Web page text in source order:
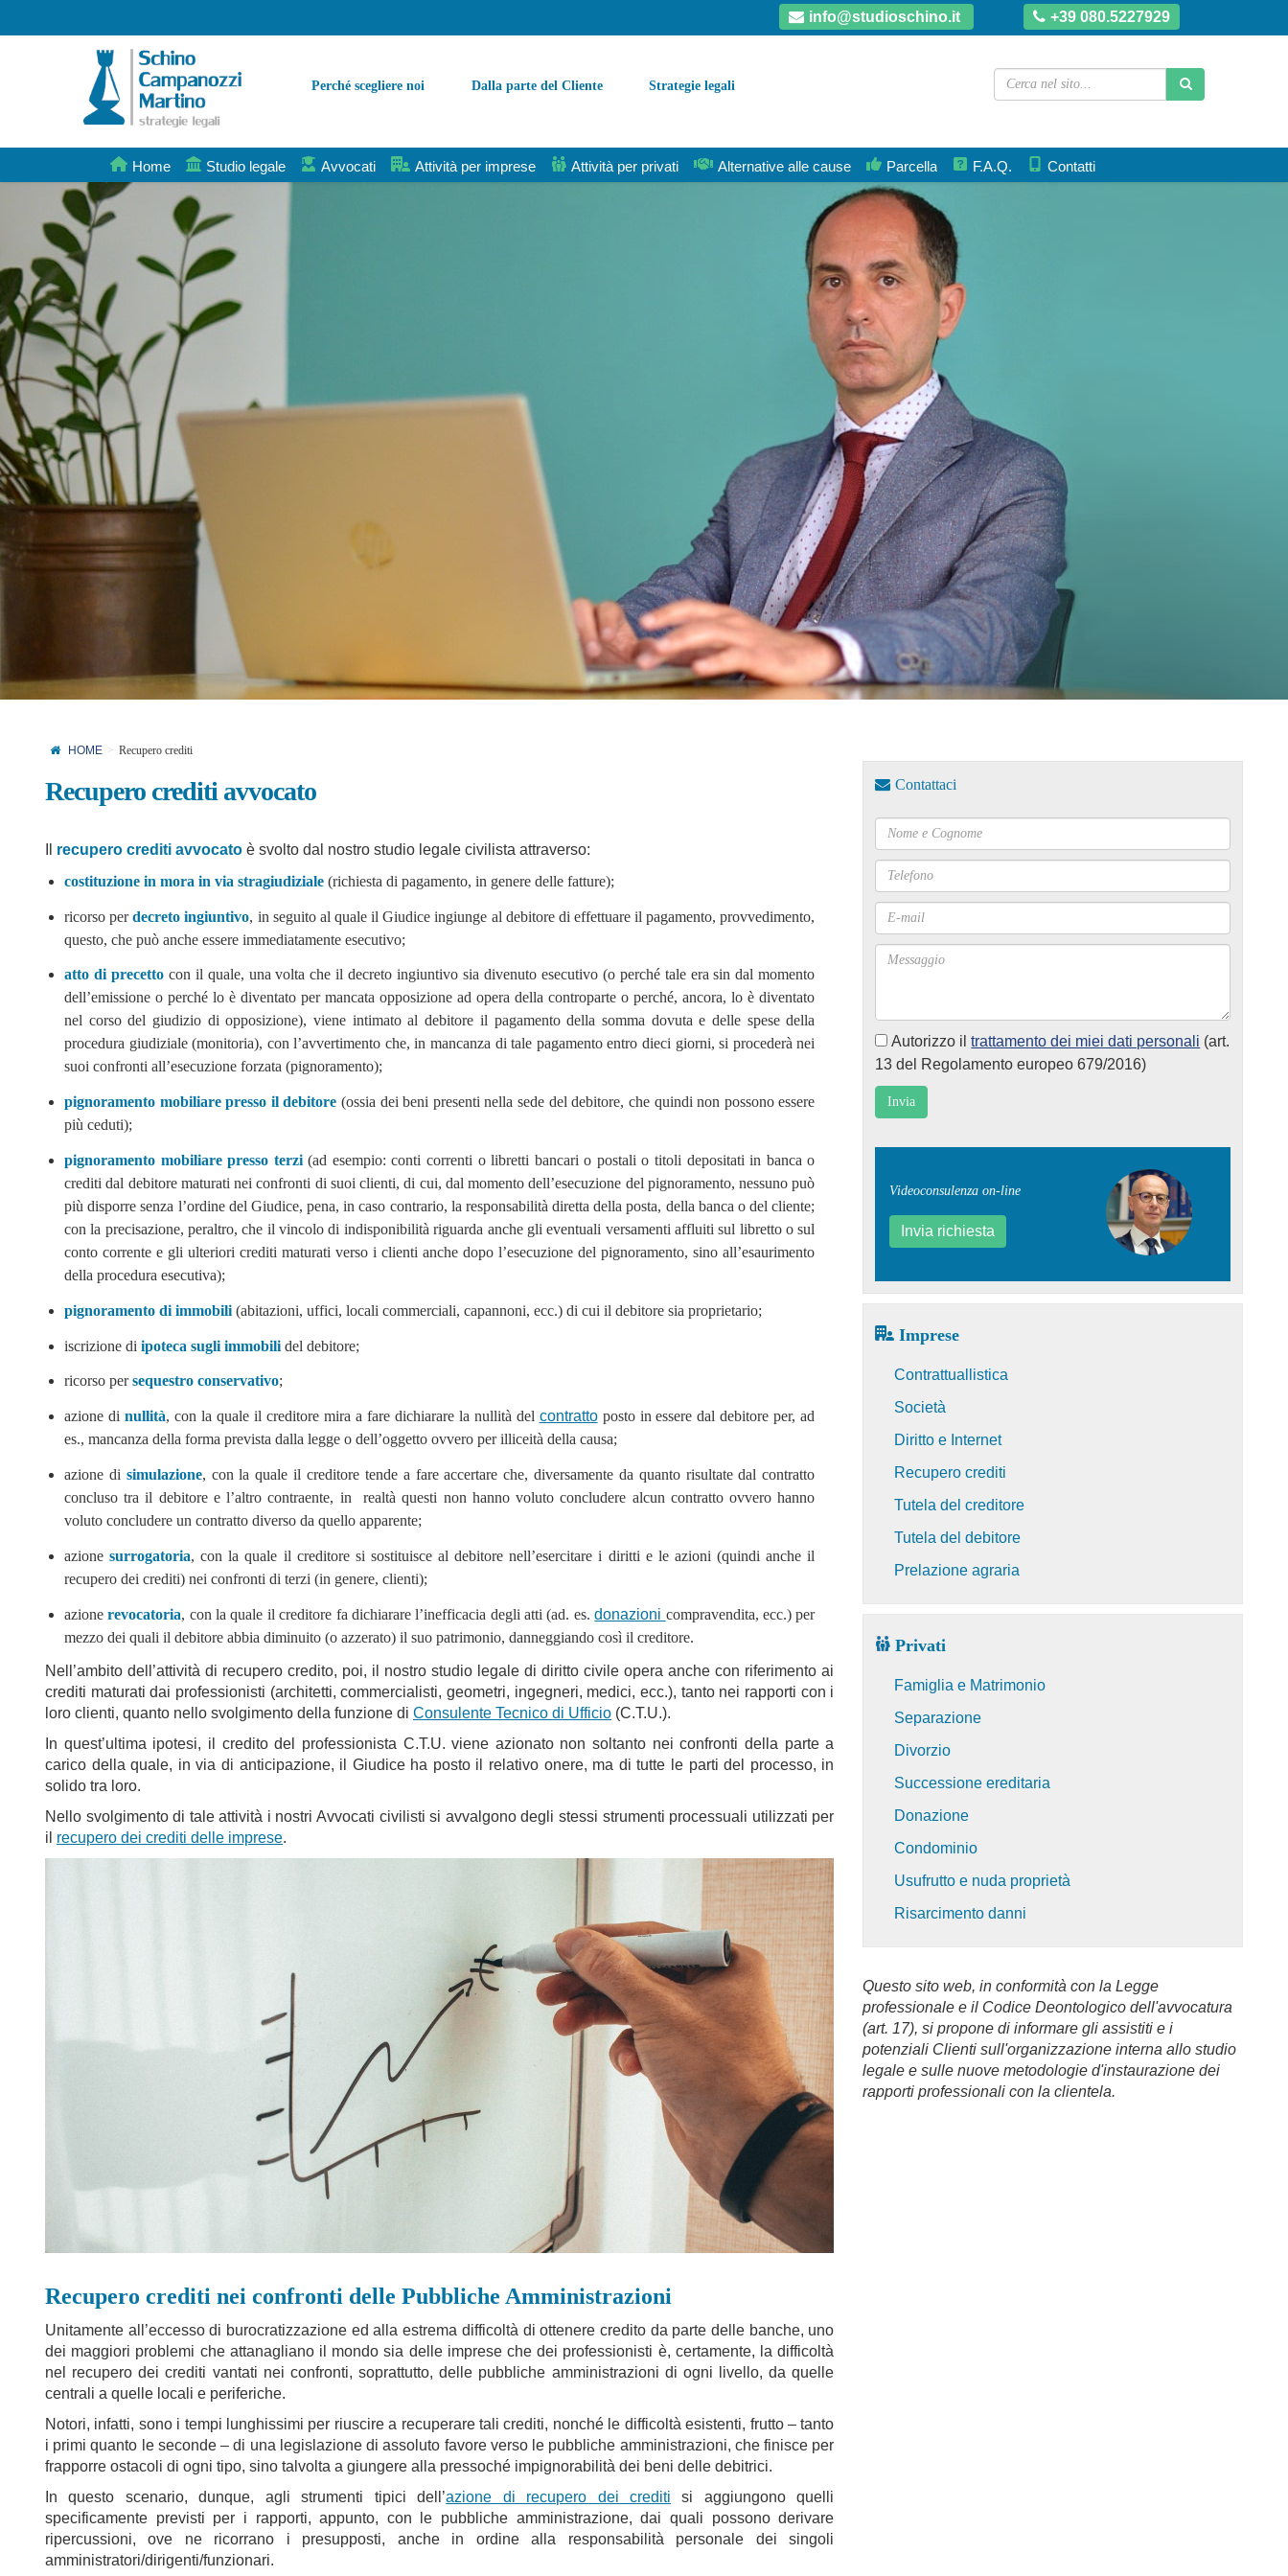
info@studioschino.it +39 080.5227929
Perché scegliere noi Dalla parte del Cliente Strategie legali
Home Studio legale Avvocati Attività per imprese Attività per privati Alternative alle cause Parcella F.A.Q. Contatti
HOME Recupero crediti
Recupero crediti avvocato
recupero crediti avvocato è svolto dal nostro studio legale civilista attraverso:
costituzione in mora in via stragiudiziale (richiesta di pagamento, in genere delle fatture);
ricorso perdecreto ingiuntivo, in seguito al quale il Giudice ingiunge al debitore di effettuare il pagamento, provvedimento,
questo, che può anche essere immediatamente esecutivo;
atto di precettocon il quale, una volta che il decreto ingiuntivo sia divenuto esecutivo (o perché tale era sin dal momento
dell’emissione o perché lo è diventato per mancata opposizione ad opera della controparte o perché, ancora, lo è diventato
nel corso del giudizio di opposizione), viene intimato al debitore il pagamento della somma dovuta e delle spese della
procedura giudiziale (monitoria), con l’avvertimento che, in mancanza di tale pagamento entro dieci giorni, si procederà nei
suoi confronti all’esecuzione forzata (pignoramento);
pignoramento mobiliare presso il debitore (ossia dei beni presenti nella sede del debitore, che quindi non possono essere
più ceduti);
pignoramento mobiliare presso terzi(ad esempio: conti correnti o libretti bancari o postali o titoli depositati in banca o
crediti dal debitore maturati nei confronti di suoi clienti, di cui, dal momento dell’esecuzione del pignoramento, nessuno può
più disporre senza l’ordine del Giudice, pena, in caso contrario, la responsabilità diretta della posta, della banca o del cliente;
con la precisazione, peraltro, che il vincolo di indisponibilità riguarda anche gli eventuali versamenti affluiti sul libretto o sul
conto corrente e gli ulteriori crediti maturati verso i clienti anche dopo l’esecuzione del pignoramento, sino all’esaurimento
della procedura esecutiva);
pignoramento di immobili (abitazioni, uffici, locali commerciali, capannoni, ecc.) di cui il debitore sia proprietario;
iscrizione di ipoteca sugli immobili del debitore;
ricorso persequestro conservativo;
azione di nullità, con la quale il creditore mira a fare dichiarare la nullità del contrattoposto in essere dal debitore per, ad
es., mancanza della forma prevista dalla legge o dell’oggetto ovvero per illiceità della causa;
azione di simulazione, con la quale il creditore tende a fare accertare che, diversamente da quanto risultate dal contratto
concluso tra il debitore e l’altro contraente, in realtà questi non hanno voluto concludere alcun contratto ovvero hanno
voluto concludere un contratto diverso da quello apparente;
azionesurrogatoria, con la quale il creditore si sostituisce al debitore nell’esercitare i diritti e le azioni (quindi anche il
recupero dei crediti) nei confronti di terzi (in genere, clienti);
azionerevocatoria, con la quale il creditore fa dichiarare l’inefficacia degli atti (ad. es.donazioni compravendita, ecc.) per
mezzo dei quali il debitore abbia diminuito (o azzerato) il suo patrimonio, danneggiando così il creditore.
Nell’ambito dell’attività di recupero credito, poi, il nostro studio legale di diritto civile opera anche con riferimento ai
crediti maturati dai professionisti (architetti, commercialisti, geometri, ingegneri, medici, ecc.), tanto nei rapporti con i
loro clienti, quanto nello svolgimento della funzione di Consulente Tecnico di Ufficio (C.T.U.).
In quest’ultima ipotesi, il credito del professionista C.T.U. viene azionato non soltanto nei confronti della parte a
carico della quale, in via di anticipazione, il Giudice ha posto il relativo onere, ma di tutte le parti del processo, in
solido tra loro.
Nello svolgimento di tale attività i nostri Avvocati civilisti si avvalgono degli stessi strumenti processuali utilizzati per
il recupero dei crediti delle imprese.
Recupero crediti nei confronti delle Pubbliche Amministrazioni
Unitamente all’eccesso di burocratizzazione ed alla estrema difficoltà di ottenere credito da parte delle banche, uno
dei maggiori problemi che attanagliano il mondo sia delle imprese che dei professionisti è, certamente, la difficoltà
nel recupero dei crediti vantati nei confronti, soprattutto, delle pubbliche amministrazioni di ogni livello, da quelle
centrali a quelle locali e periferiche.
Notori, infatti, sono i tempi lunghissimi per riuscire a recuperare tali crediti, nonché le difficoltà esistenti, frutto – tanto
i primi quanto le seconde – di una legislazione di assoluto favore verso le pubbliche amministrazioni, che finisce per
frapporre ostacoli di ogni tipo, sino talvolta a giungere alla pressoché impignorabilità dei beni delle debitrici.
In questo scenario, dunque, agli strumenti tipici dell’azione di recupero dei crediti si aggiungono quelli
specificamente previsti per i rapporti, appunto, con le pubbliche amministrazione, dai quali possono derivare
ripercussioni, ove ne ricorrano i presupposti, anche in ordine alla responsabilità personale dei singoli
amministratori/dirigenti/funzionari.
Contattaci
Autorizzo iltrattamento dei miei dati personali (art.
13 del Regolamento europeo 679/2016)
Videoconsulenza on-line
Invia richiesta
Imprese
Contrattuallistica
Società
Diritto e Internet
Recupero crediti
Tutela del creditore
Tutela del debitore
Prelazione agraria
Privati
Famiglia e Matrimonio
Separazione
Divorzio
Successione ereditaria
Donazione
Condominio
Usufrutto e nuda proprietà
Risarcimento danni
Questo sito web, in conformità con la Legge
professionale e il Codice Deontologico dell'avvocatura
(art. 17), si propone di informare gli assistiti e i
potenziali Clienti sull'organizzazione interna allo studio
legale e sulle nuove metodologie d'instaurazione dei
rapporti professionali con la clientela.